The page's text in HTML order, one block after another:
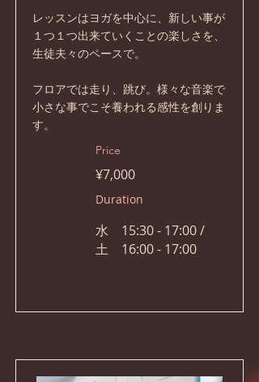
レッスンはヨガを中心に、新しい事が
１つ１つ出来ていくことの楽しさを、
生徒夫々のペースで。
フロアでは走り、跳び。様々な音楽で
小さな事でこそ養われる感性を創りま
す。
Price
¥7,000
Duration
水 15:30 - 17:00 /
土 16:00 - 17:00